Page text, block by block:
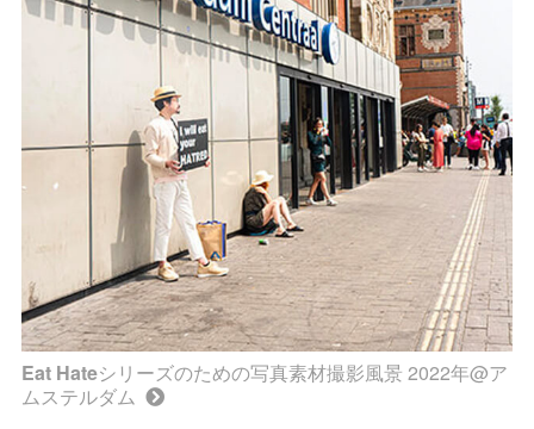
Eat Hateシリーズのための写真素材撮影風景 2022年@ア
ムステルダム